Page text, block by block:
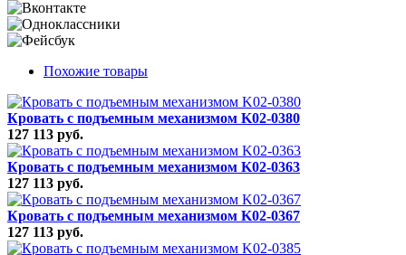
Похожие товары
Кровать с подъемным механизмом K02-0380
127 113 руб.
Кровать с подъемным механизмом K02-0363
127 113 руб.
Кровать с подъемным механизмом K02-0367
127 113 руб.